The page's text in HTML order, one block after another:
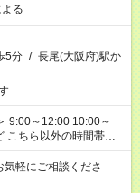
る
5分 / 長尾(大阪府)駅か
軽にご相談くださ